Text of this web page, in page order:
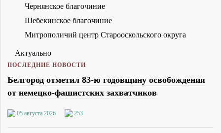
Чернянское благочиние
Шебекинское благочиние
Митрополичий центр Старооскольского округа
Актуально
ПОСЛЕДНИЕ НОВОСТИ
Белгород отметил 83-ю годовщину освобождения
от немецко-фашистских захватчиков
05 августа 2026 253